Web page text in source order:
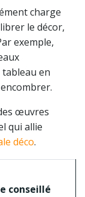
charge
le décor,
exemple,
en
œuvres
qui allie
déco.
conseillé